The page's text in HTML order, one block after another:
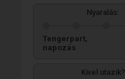
Nyaralás:
Tengerpart,
napozás
Kivel utazik?